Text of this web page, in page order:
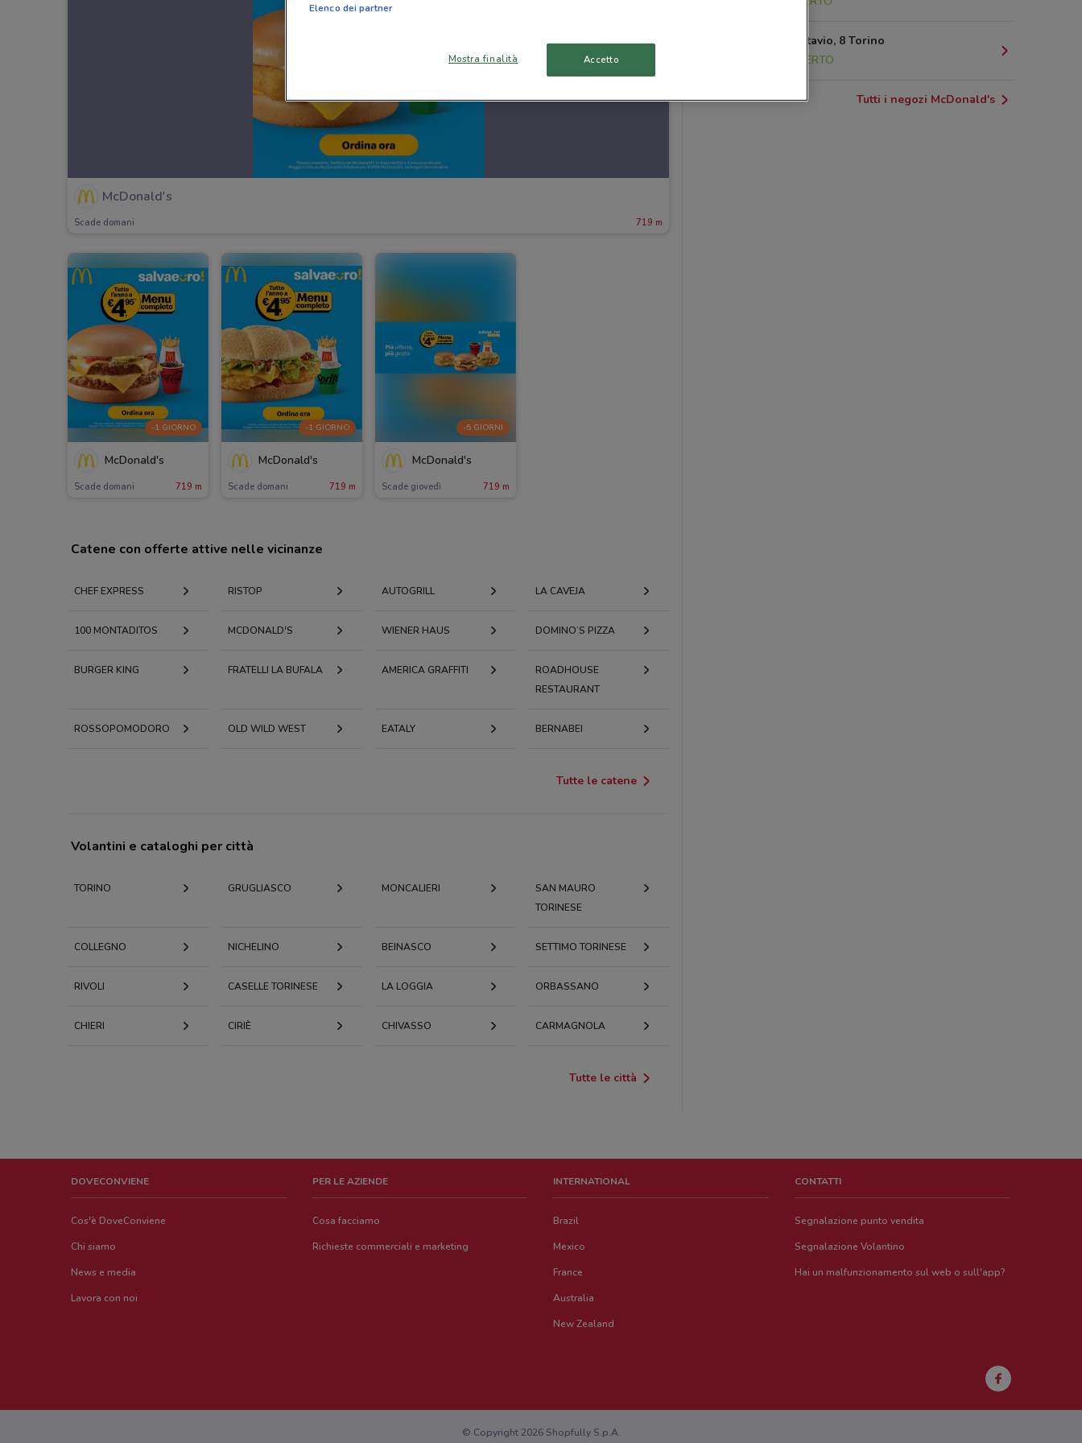
McDonald's
Scade domani 719 m
-1 GIORNO
McDonald's
Scade domani 719 m
-1 GIORNO
McDonald's
Scade domani 719 m
-5 GIORNI
McDonald's
Scade giovedì 719 m
Via Sant'Ottavio, 8 Torino
APERTO
Tutti i negozi McDonald's
Catene con offerte attive nelle vicinanze
CHEF EXPRESS RISTOP AUTOGRILL LA CAVEJA
100 MONTADITOS MCDONALD'S WIENER HAUS DOMINO’S PIZZA
BURGER KING FRATELLI LA BUFALA AMERICA GRAFFITI
ROADHOUSE
RESTAURANT
ROSSOPOMODORO OLD WILD WEST EATALY BERNABEI
Tutte le catene
Volantini e cataloghi per città
TORINO GRUGLIASCO MONCALIERI
SAN MAURO
TORINESE
COLLEGNO NICHELINO BEINASCO SETTIMO TORINESE
RIVOLI CASELLE TORINESE LA LOGGIA ORBASSANO
CHIERI CIRIÈ CHIVASSO CARMAGNOLA
Tutte le città
DOVECONVIENE
Cos'è DoveConviene
Chi siamo
News e media
Lavora con noi
PER LE AZIENDE
Cosa facciamo
Richieste commerciali e marketing
INTERNATIONAL
Brazil
Mexico
France
Australia
New Zealand
CONTATTI
Segnalazione punto vendita
Segnalazione Volantino
Hai un malfunzionamento sul web o sull'app?
© Copyright 2026 Shopfully S.p.A.
Elenco dei partner
Mostra finalità Accetto